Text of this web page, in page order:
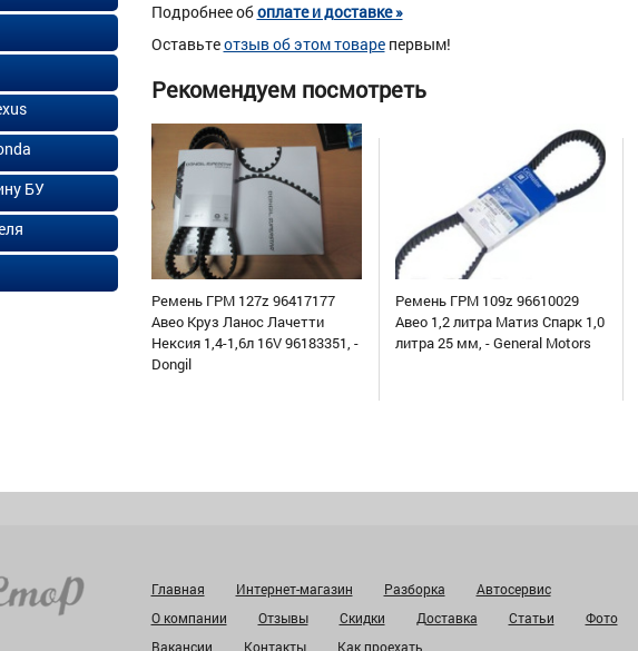
Подробнее обоплате и доставке »
Оставьтеотзыв об этом товарепервым!
Рекомендуем посмотреть
Ремень ГРМ 127z 96417177
Авео Круз Ланос Лачетти
Нексия 1,4-1,6л 16V 96183351, -
Dongil
Ремень ГРМ 109z 96610029
Авео 1,2 литра Матиз Спарк 1,0
литра 25 мм, - General Motors
БУ
Главная Интернет-магазин Разборка
Автосервис
О компании
Отзывы Скидки Доставка Статьи
Фото
Вакансии
Контакты Как проехать